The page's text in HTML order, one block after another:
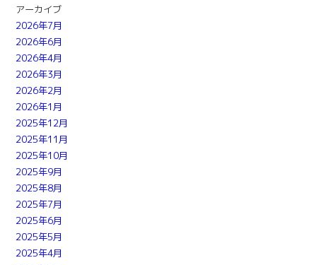
アーカイブ
2026年7月
2026年6月
2026年4月
2026年3月
2026年2月
2026年1月
2025年12月
2025年11月
2025年10月
2025年9月
2025年8月
2025年7月
2025年6月
2025年5月
2025年4月